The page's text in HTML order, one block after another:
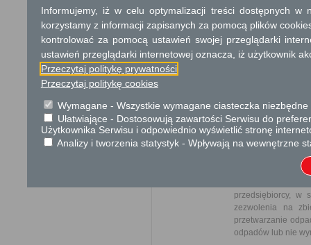
odpadach.
członka
fizyczna w
Składa się pod
jest obowiązany
złożenie
składanie
Oświadczenie, że
przedsiębiorcy, w
zezwolenia na
przetwarzanie
odpadów lub nie
Informujemy, iż w celu optymalizacji treści dostępnych w
korzystamy z informacji zapisanych za pomocą plików
kontrolować za pomocą ustawień swojej przeglądarki
ustawień przeglądarki internetowej oznacza, iż użytkownik
Przeczytaj politykę prywatności
Przeczytaj politykę cookies
Wymagane - Wszystkie wymagane ciasteczka
Ułatwiające - Dostosowują zawartości Serwisu do
Użytkownika Serwisu i odpowiednio wyświetlić stronę
Analizy i tworzenia statystyk - Wpływają na wewnętrzne